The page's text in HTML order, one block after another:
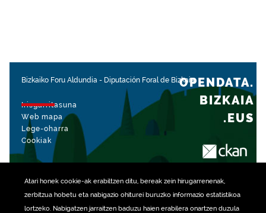
Atari honek cookie-ak erabiltzen ditu, bereak zein hirugarrenenak,
zerbitzua hobetu eta nabigazio ohiturei buruzko informazio estatistikoa
lortzeko. Nabigatzen jarraitzen baduzu haien erabilera onartzen duzula
Bizkaiko Foru Aldundia - Diputación Foral de Bizkaia
Irisgarritasuna
Web mapa
Lege-oharra
Cookiak
OPENDATA.
BIZKAIA
.EUS